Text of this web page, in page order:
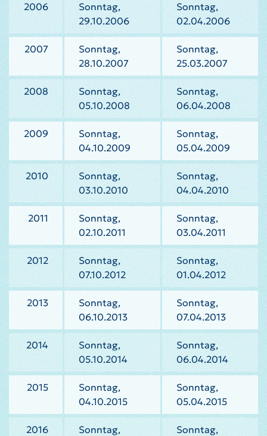
2006
Sonntag,
29.10.2006
Sonntag,
02.04.2006
2007
Sonntag,
28.10.2007
Sonntag,
25.03.2007
2008
Sonntag,
05.10.2008
Sonntag,
06.04.2008
2009
Sonntag,
04.10.2009
Sonntag,
05.04.2009
2010
Sonntag,
03.10.2010
Sonntag,
04.04.2010
2011
Sonntag,
02.10.2011
Sonntag,
03.04.2011
2012
Sonntag,
07.10.2012
Sonntag,
01.04.2012
2013
Sonntag,
06.10.2013
Sonntag,
07.04.2013
2014
Sonntag,
05.10.2014
Sonntag,
06.04.2014
2015
Sonntag,
04.10.2015
Sonntag,
05.04.2015
2016
Sonntag,
Sonntag,